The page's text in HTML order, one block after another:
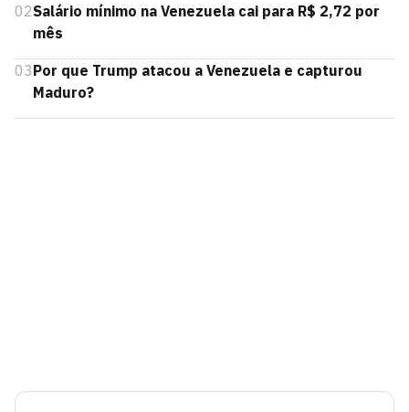
02Salário mínimo na Venezuela cai para R$ 2,72 por
mês
03Por que Trump atacou a Venezuela e capturou
Maduro?